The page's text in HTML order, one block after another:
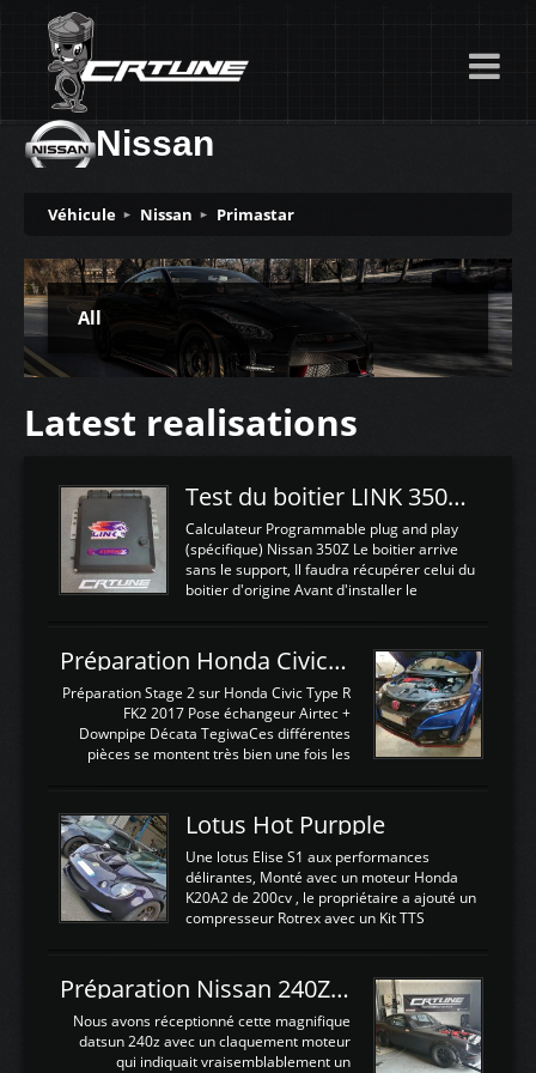
Nissan
Véhicule Nissan Primastar
All
Latest realisations
Test du boitier LINK 350Z Plugin ECU
Calculateur Programmable plug and play
(spécifique) Nissan 350Z Le boitier arrive
sans le support, Il faudra récupérer celui du
boitier d'origine Avant d'installer le
d'envoyer l'information de la large bande
dans le boitier. sydney sweeney deepfake
La sortie 0-5V de l'afr sera connectée sur
l'entrée AN Volt 8 et GndAN pour
Analogique, et Volt car l'information est une
tension (Pas une résistance variable d'un
est temps de brancher le ...
Préparation Honda Civic Type R FK2
Préparation Stage 2 sur Honda Civic Type R
FK2 2017 Pose échangeur Airtec +
Downpipe Décata TegiwaCes différentes
pièces se montent très bien une fois les
légere découpe du plastique inferieur,
negénant en rien la structure ou le
fonctionnement du fond plat. Une
reprogrammation Stage 2 est faite sur le
calculateur d'origine. Une alternative
économique au passage sur Hondata
d'origine 310cv et 400Nn , Une fois
reprogrammé et les ...
Lotus Hot Purpple
Une lotus Elise S1 aux performances
délirantes, Monté avec un moteur Honda
K20A2 de 200cv , le propriétaire a ajouté un
compresseur Rotrex avec un Kit TTS
d'augmenter la puissance de son moteur:
un watercooler a été ajouté. 300Cv sans
échangeurLa lotus équipée d'un Hondata
Kpro et d'une large bande pour le réglage
Avantages et inconvénients d'un
Préparation Nissan 240Z SR20DET
Nous avons réceptionné cette magnifique
datsun 240z avec un claquement moteur
qui indiquait vraisemblablement un